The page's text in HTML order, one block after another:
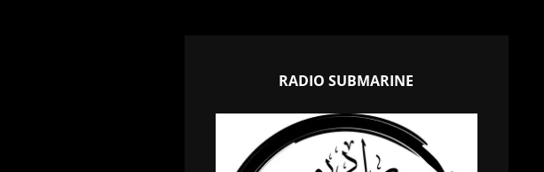
RADIO SUBMARINE